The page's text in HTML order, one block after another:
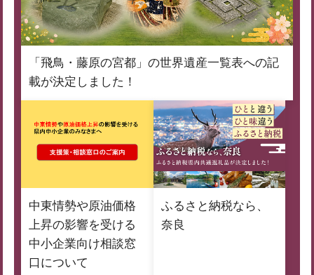
「飛鳥・藤原の宮都」の世界遺産一覧表への記
載が決定しました！
中東情勢や原油価格
上昇の影響を受ける
中小企業向け相談窓
口について
ふるさと納税なら、
奈良